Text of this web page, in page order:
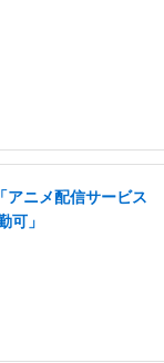
アニメ配信サービス
可」